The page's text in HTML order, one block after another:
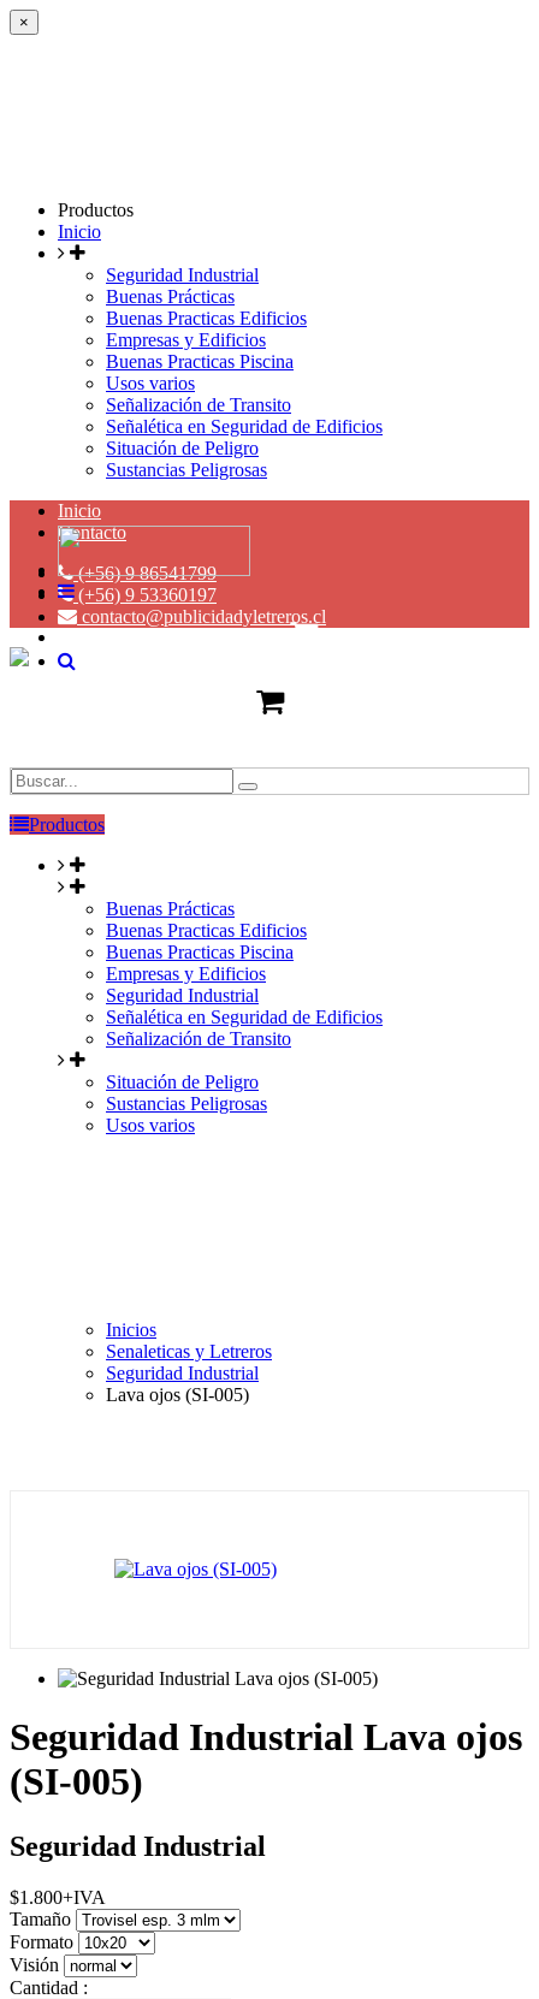
×
Productos
Inicio
Seguridad Industrial
Buenas Prácticas
Buenas Practicas Edificios
Empresas y Edificios
Buenas Practicas Piscina
Usos varios
Señalización de Transito
Señalética en Seguridad de Edificios
Situación de Peligro
Sustancias Peligrosas
Inicio
Contacto
(+56) 9 86541799
(+56) 9 53360197
contacto@publicidadyletreros.cl
Productos
Buenas Prácticas
Buenas Practicas Edificios
Buenas Practicas Piscina
Empresas y Edificios
Seguridad Industrial
Señalética en Seguridad de Edificios
Señalización de Transito
Situación de Peligro
Sustancias Peligrosas
Usos varios
Inicios
Senaleticas y Letreros
Seguridad Industrial
Lava ojos (SI-005)
Seguridad Industrial Lava ojos
(SI-005)
Seguridad Industrial
$1.800+IVA
Tamaño
Formato
Visión
Cantidad :